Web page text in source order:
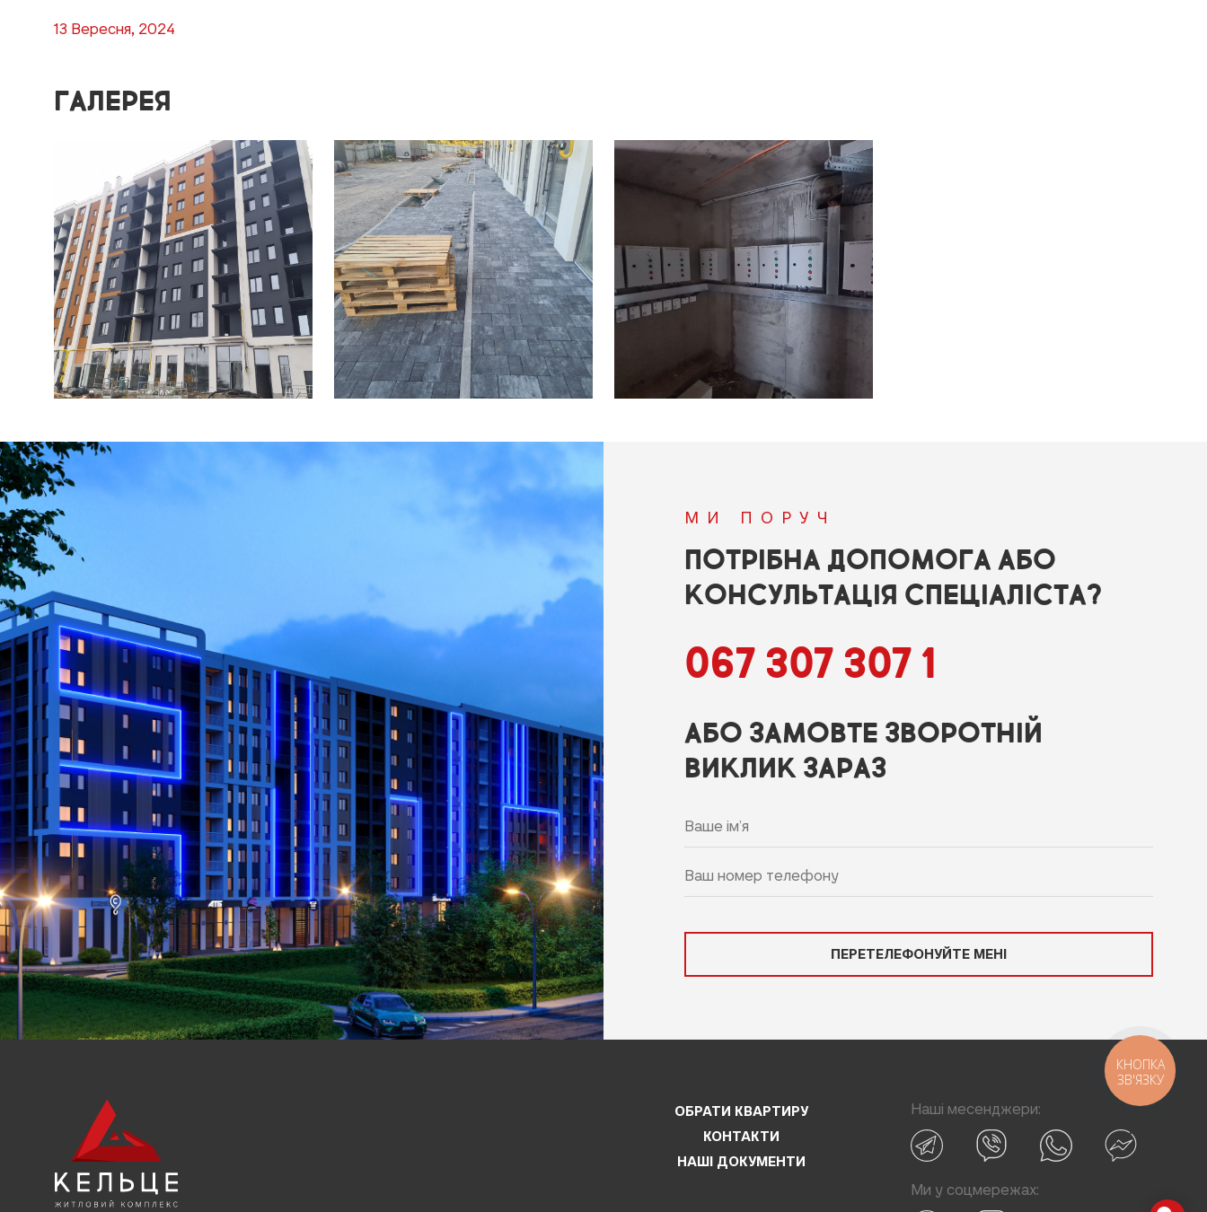
13 Вересня, 2024
ГАЛЕРЕЯ
МИ ПОРУЧ
ПОТРІБНА ДОПОМОГА АБО
КОНСУЛЬТАЦІЯ СПЕЦІАЛІСТА?
067 307 307 1
АБО ЗАМОВТЕ ЗВОРОТНІЙ
ВИКЛИК ЗАРАЗ
ПЕРЕТЕЛЕФОНУЙТЕ МЕНІ
ОБРАТИ КВАРТИРУ
КОНТАКТИ
НАШІ ДОКУМЕНТИ
Наші месенджери:
Ми у соцмережах:
КНОПКА
ЗВ'ЯЗКУ